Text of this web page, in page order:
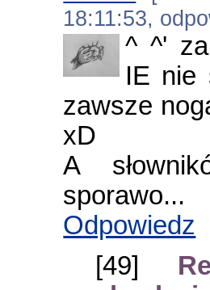
18:11:53,
^ ^' za
IE nie
zawsze
xD
A
sporawo...
Odpowiedz
[49]